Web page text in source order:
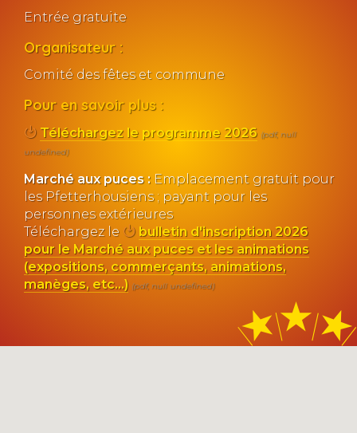
Entrée gratuite
Organisateur :
Comité des fêtes et commune
Pour en savoir plus :
Téléchargez le programme 2026 (pdf, null
undefined)
Marché aux puces : Emplacement gratuit pour
les Pfetterhousiens ; payant pour les
personnes extérieures
Téléchargez le
bulletin d'inscription 2026
pour le Marché aux puces et les animations
(expositions, commerçants, animations,
manèges, etc...) (pdf, null undefined)